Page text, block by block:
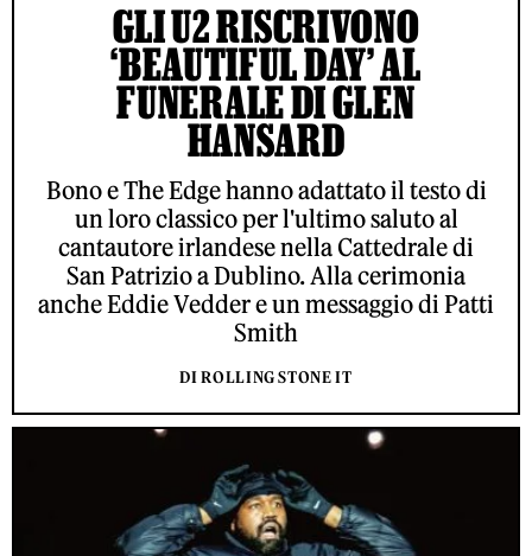
GLI U2 RISCRIVONO
‘BEAUTIFUL DAY’ AL
FUNERALE DI GLEN
HANSARD
Bono e The Edge hanno adattato il testo di
un loro classico per l'ultimo saluto al
cantautore irlandese nella Cattedrale di
San Patrizio a Dublino. Alla cerimonia
anche Eddie Vedder e un messaggio di Patti
Smith
DI ROLLING STONE IT